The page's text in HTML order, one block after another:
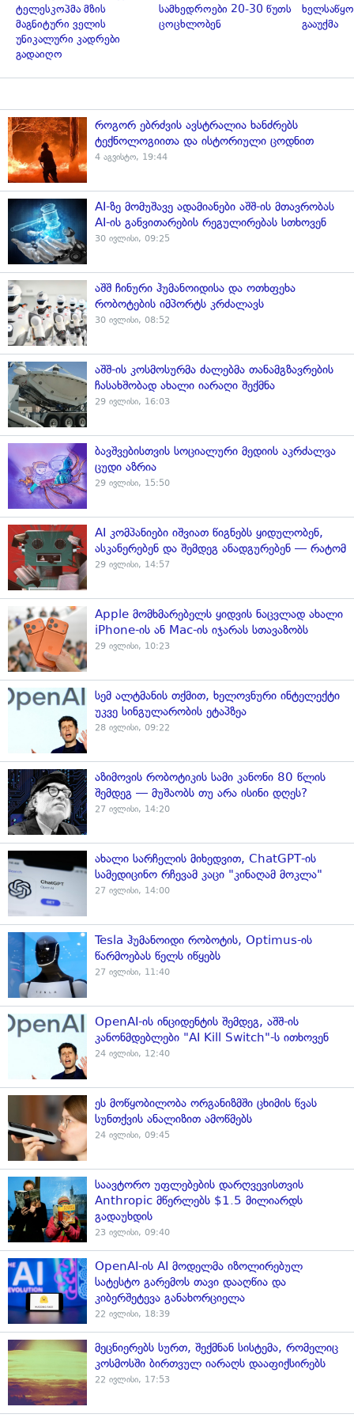
ტელესკოპმა მზის
მაგნიტური ველის
უნიკალური კადრები
გადაიღო
სამხედროები 20-30 წუთს
ცოცხლობენ
გააუქმა
როგორ ებრძვის ავსტრალია ხანძრებს
ტექნოლოგიითა და ისტორიული ცოდნით
4 აგვისტო, 19:44
AI-ზე მომუშავე ადამიანები აშშ-ის მთავრობას
AI-ის განვითარების რეგულირებას სთხოვენ
30 ივლისი, 09:25
აშშ ჩინური ჰუმანოიდისა და ოთხფეხა
რობოტების იმპორტს კრძალავს
30 ივლისი, 08:52
აშშ-ის კოსმოსურმა ძალებმა თანამგზავრების
ჩასახშობად ახალი იარაღი შექმნა
29 ივლისი, 16:03
ბავშვებისთვის სოციალური მედიის აკრძალვა
ცუდი აზრია
29 ივლისი, 15:50
AI კომპანიები იშვიათ წიგნებს ყიდულობენ,
ასკანერებენ და შემდეგ ანადგურებენ — რატომ
29 ივლისი, 14:57
Apple მომხმარებელს ყიდვის ნაცვლად ახალი
iPhone-ის ან Mac-ის იჯარას სთავაზობს
29 ივლისი, 10:23
სემ ალტმანის თქმით, ხელოვნური ინტელექტი
უკვე სინგულარობის ეტაპზეა
28 ივლისი, 09:22
აზიმოვის რობოტიკის სამი კანონი 80 წლის
შემდეგ — მუშაობს თუ არა ისინი დღეს?
27 ივლისი, 14:20
ახალი სარჩელის მიხედვით, ChatGPT-ის
სამედიცინო რჩევამ კაცი "კინაღამ მოკლა"
27 ივლისი, 14:00
Tesla ჰუმანოიდი რობოტის, Optimus-ის
წარმოებას წელს იწყებს
27 ივლისი, 11:40
OpenAI-ის ინციდენტის შემდეგ, აშშ-ის
კანონმდებლები "AI Kill Switch"-ს ითხოვენ
24 ივლისი, 12:40
ეს მოწყობილობა ორგანიზმში ცხიმის წვას
სუნთქვის ანალიზით ამოწმებს
24 ივლისი, 09:45
საავტორო უფლებების დარღვევისთვის
Anthropic მწერლებს $1.5 მილიარდს
გადაუხდის
23 ივლისი, 09:40
OpenAI-ის AI მოდელმა იზოლირებულ
სატესტო გარემოს თავი დააღწია და
კიბერშეტევა განახორციელა
22 ივლისი, 18:39
მეცნიერებს სურთ, შექმნან სისტემა, რომელიც
კოსმოსში ბირთვულ იარაღს დააფიქსირებს
22 ივლისი, 17:53